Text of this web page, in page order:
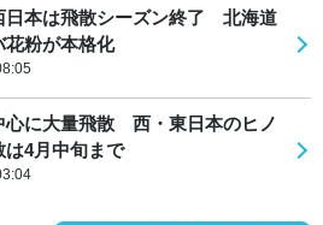
日本は飛散シーズン終了 北海道
花粉が本格化
心に大量飛散 西・東日本のヒノ
は4月中旬まで